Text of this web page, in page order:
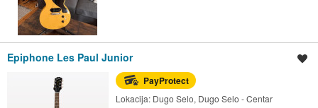
Epiphone Les Paul Junior
PayProtect
Lokacija: Dugo Selo, Dugo Selo - Centar